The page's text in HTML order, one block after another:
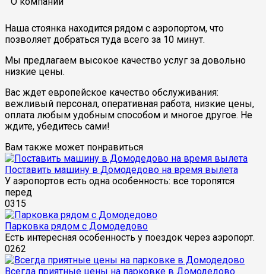
Наша стоянка находится рядом с аэропортом, что
позволяет добраться туда всего за 10 минут.
Мы предлагаем высокое качество услуг за довольно
низкие цены.
Вас ждет европейское качество обслуживания:
вежливый персонал, оперативная работа, низкие цены,
оплата любым удобным способом и многое другое. Не
ждите, убедитесь сами!
Вам также может понравиться
Поставить машину в Домодедово на время вылета
У аэропортов есть одна особенность: все торопятся
перед
0315
Парковка рядом с Домодедово
Есть интересная особенность у поездок через аэропорт.
0262
Всегда приятные цены на парковке в Домодедово